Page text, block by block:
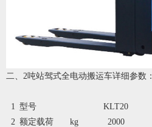
二、2吨站驾式全电动搬运车详细参数：
1 型号 KLT20
2 额定载荷 kg 2000